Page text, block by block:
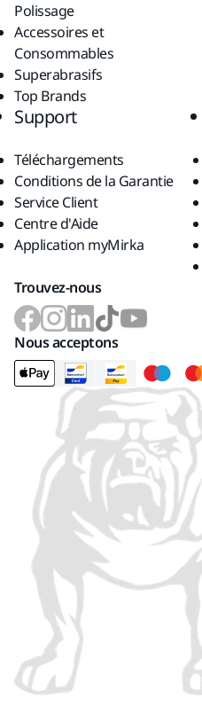
Polissage
Accessoires et
Consommables
Superabrasifs
Top Brands
Support
Téléchargements
Conditions de la Garantie
Service Client
Centre d'Aide
Application myMirka
Trouvez-nous
Nous acceptons